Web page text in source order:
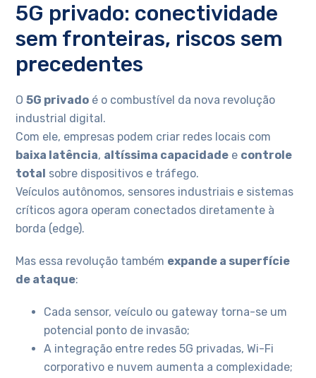
5G privado: conectividade
sem fronteiras, riscos sem
precedentes
O5G privado é o combustível da nova revolução
industrial digital.
Com ele, empresas podem criar redes locais com
baixa latência, altíssima capacidade e controle
total sobre dispositivos e tráfego.
Veículos autônomos, sensores industriais e sistemas
críticos agora operam conectados diretamente à
borda (edge).
Mas essa revolução também expande a superfície
de ataque:
Cada sensor, veículo ou gateway torna-se um
potencial ponto de invasão;
A integração entre redes 5G privadas, Wi-Fi
corporativo e nuvem aumenta a complexidade;